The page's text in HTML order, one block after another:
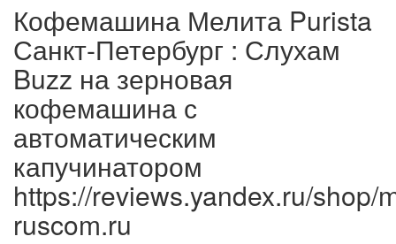
Кофемашина Мелита Purista
Санкт-Петербург : Слухам
Buzz на зерновая
кофемашина с
автоматическим
капучинатором
https://reviews.yandex.ru/shop/
ruscom.ru